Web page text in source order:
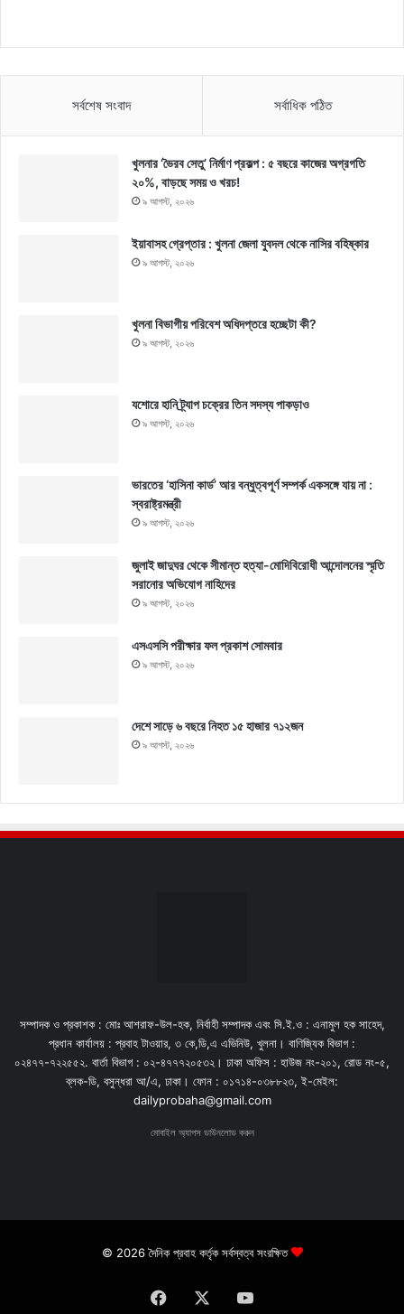
সর্বশেষ সংবাদ সর্বাধিক পঠিত
খুলনার ‘ভৈরব সেতু’ নির্মাণ প্রকল্প : ৫ বছরে কাজের অগ্রগতি
২০%, বাড়ছে সময় ও খরচ!
৯ আগস্ট, ২০২৬
ইয়াবাসহ গ্রেপ্তার : খুলনা জেলা যুবদল থেকে নাসির বহিষ্কার
৯ আগস্ট, ২০২৬
খুলনা বিভাগীয় পরিবেশ অধিদপ্তরে হচ্ছেটা কী?
৯ আগস্ট, ২০২৬
যশোরে হানি ট্র্যাপ চক্রের তিন সদস্য পাকড়াও
৯ আগস্ট, ২০২৬
ভারতের ‘হাসিনা কার্ড’ আর বন্ধুত্বপূর্ণ সম্পর্ক একসঙ্গে যায় না :
স্বরাষ্ট্রমন্ত্রী
৯ আগস্ট, ২০২৬
জুলাই জাদুঘর থেকে সীমান্ত হত্যা-মোদিবিরোধী আন্দোলনের স্মৃতি
সরানোর অভিযোগ নাহিদের
৯ আগস্ট, ২০২৬
এসএসসি পরীক্ষার ফল প্রকাশ সোমবার
৯ আগস্ট, ২০২৬
দেশে সাড়ে ৬ বছরে নিহত ১৫ হাজার ৭১২জন
৯ আগস্ট, ২০২৬
সম্পাদক ও প্রকাশক : মোঃ আশরাফ-উল-হক, নির্বাহী সম্পাদক এবং সি.ই.ও : এনামুল হক সাহেদ,
প্রধান কার্যালয় : প্রবাহ টাওয়ার, ৩ কে,ডি,এ এভিনিউ, খুলনা। বাণিজ্যিক বিভাগ :
০২৪৭৭-৭২২৫৫২. বার্তা বিভাগ : ০২-৪৭৭৭২০৫৩২। ঢাকা অফিস : হাউজ নং-২০১, রোড নং-৫,
ব্লক-ডি, বসুন্ধরা আ/এ, ঢাকা। ফোন : ০১৭১৪-০৩৮৮২৩, ই-মেইল:
dailyprobaha@gmail.com
মোবাইল অ্যাপস ডাউনলোড করুন
© 2026 দৈনিক প্রবাহ কর্তৃক সর্বস্বত্ব সংরক্ষিত
Facebook